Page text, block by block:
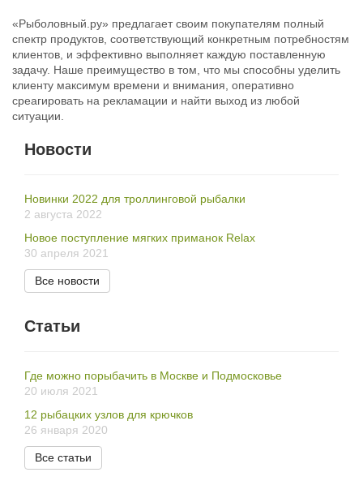
«Рыболовный.ру» предлагает своим покупателям полный
спектр продуктов, соответствующий конкретным потребностям
клиентов, и эффективно выполняет каждую поставленную
задачу. Наше преимущество в том, что мы способны уделить
клиенту максимум времени и внимания, оперативно
среагировать на рекламации и найти выход из любой
ситуации.
Новости
Новинки 2022 для троллинговой рыбалки
2 августа 2022
Новое поступление мягких приманок Relax
30 апреля 2021
Все новости
Статьи
Где можно порыбачить в Москве и Подмосковье
20 июля 2021
12 рыбацких узлов для крючков
26 января 2020
Все статьи